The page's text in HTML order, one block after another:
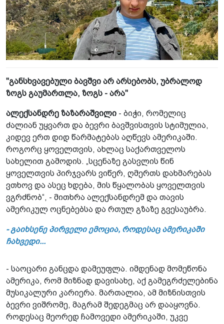
"განსხვავებული ბავშვი არ არსებობს, უბრალოდ
ზოგს გაუმართლა, ზოგს - არა"
ალექსანდრე ზაზარაშვილი - ბიჭი, რომელიც
ძალიან უყვართ და ბევრი ბავშვისთვის სტიმულია,
კიდევ ერთ დიდ წარმატებას აღწევს ამერიკაში.
როგორც ყოველთვის, ახლაც საქართველოს
სახელით გამოდის. „სცენაზე გასვლის წინ
ყოველთვის პირჯვარს ვიწერ, ღმერთს დახმარებას
ვთხოვ და ასეც ხდება, მის წყალობას ყოველთვის
ვგრძნობ“, - მითხრა ალექსანდრემ და თავის
ამერიკულ ოცნებებსა და რთულ გზაზე გვესაუბრა.
- გაიხსენე პირველი ემოცია, როდესაც ამერიკაში
ჩახვედი...
- საოცარი განცდა დამეუფლა. იმდენად მომეწონა
ამერიკა, რომ მიზნად დავისახე, აქ გამეგრძელებინა
მუსიკალური კარიერა. მართალია, ამ მიზნისთვის
ბევრი ვიშრომე, მაგრამ შედეგმაც არ დააყოვნა.
როდესაც მეორედ ჩამოვედი ამერიკაში, უკვე